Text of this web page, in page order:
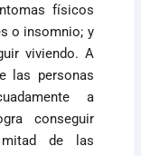
físicos
o insomnio; y
viviendo. A
las personas
a
conseguir
mitad de las